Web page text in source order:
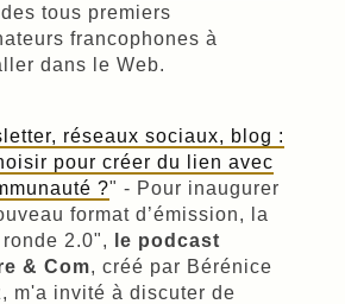
tous premiers
francophones à
dans le Web.
réseaux sociaux, blog :
pour créer du lien avec
?" - Pour inaugurer
format d’émission, la
2.0",
le podcast
& Com, créé par Bérénice
m'a invité à discuter de